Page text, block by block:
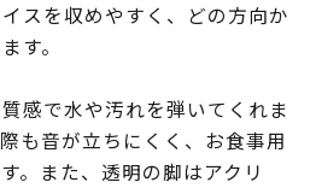
スを収めやすく、どの方向か
す。
感で水や汚れを弾いてくれま
も音が立ちにくく、お食事用
。また、透明の脚はアクリ